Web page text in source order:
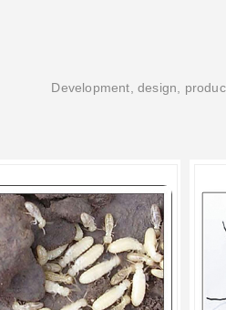
Development, design,